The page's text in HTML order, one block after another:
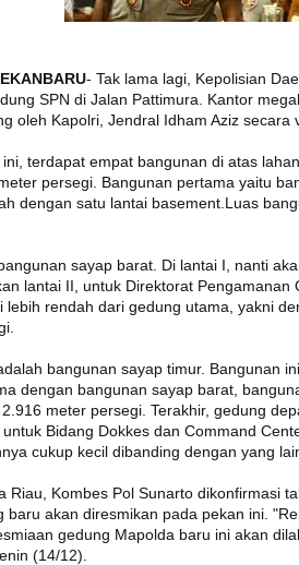
- Tak lama lagi, Kepolisian
SPN di Jalan Pattimura. Kantor
oleh Kapolri, Jendral Idham Aziz secara
terdapat empat bangunan di atas
persegi. Bangunan pertama yaitu
dengan satu lantai basement.Luas
sayap barat. Di lantai I, nanti
lantai II, untuk Direktorat Pengamanan
lebih rendah dari gedung utama, yakni
bangunan sayap timur. Bangunan
dengan bangunan sayap barat,
meter persegi. Terakhir, gedung
Bidang Dokkes dan Command
cukup kecil dibanding dengan yang
Riau, Kombes Pol Sunarto dikonfirmasi
baru akan diresmikan pada pekan ini.
gedung Mapolda baru ini akan
(14/12).